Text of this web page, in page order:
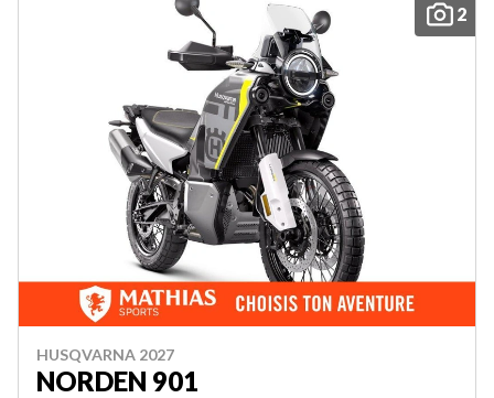
2
HUSQVARNA 2027
NORDEN 901